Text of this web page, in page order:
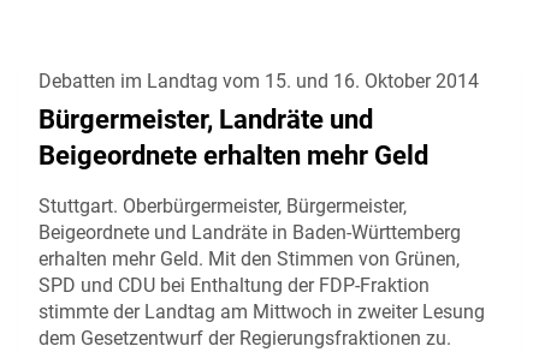
Debatten im Landtag vom 15. und 16. Oktober 2014
Bürgermeister, Landräte und
Beigeordnete erhalten mehr Geld
Stuttgart. Oberbürgermeister, Bürgermeister,
Beigeordnete und Landräte in Baden-Württemberg
erhalten mehr Geld. Mit den Stimmen von Grünen,
SPD und CDU bei Enthaltung der FDP-Fraktion
stimmte der Landtag am Mittwoch in zweiter Lesung
dem Gesetzentwurf der Regierungsfraktionen zu.